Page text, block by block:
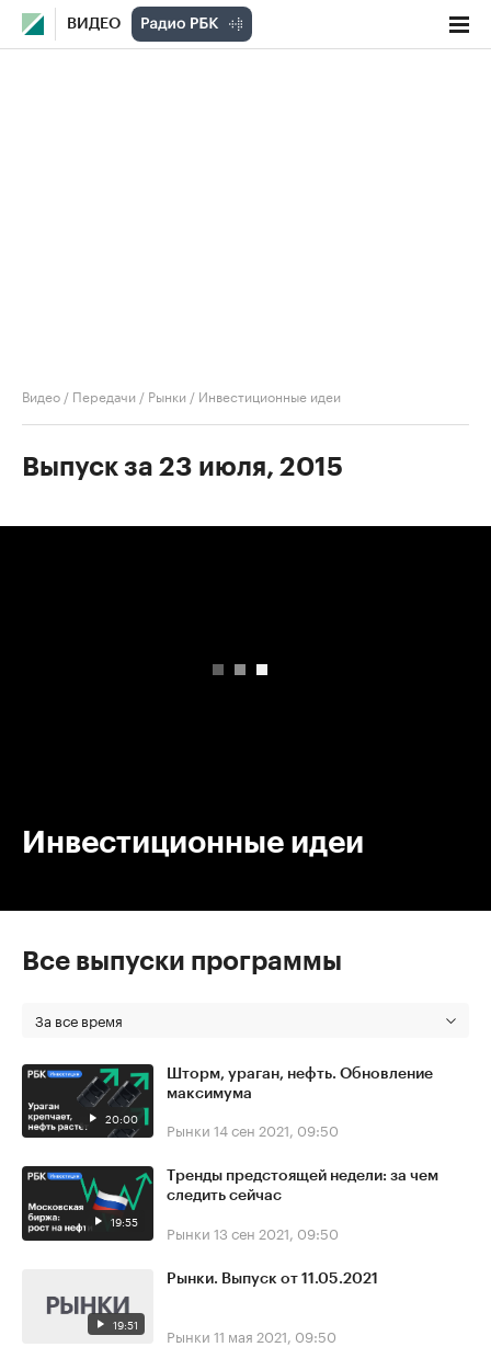
ВИДЕО
Видео / Передачи / Рынки / Инвестиционные идеи
Выпуск за 23 июля, 2015
Инвестиционные идеи
Все выпуски программы
За все время
20:00
Шторм, ураган, нефть. Обновление
максимума
Рынки 14 сен 2021, 09:50
19:55
Тренды предстоящей недели: за чем
следить сейчас
Рынки 13 сен 2021, 09:50
19:51
Рынки. Выпуск от 11.05.2021
Рынки 11 мая 2021, 09:50